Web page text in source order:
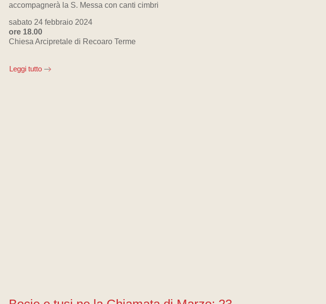
accompagnerà la S. Messa con canti cimbri
sabato 24 febbraio 2024
ore 18.00
Chiesa Arcipretale di Recoaro Terme
Leggi tutto